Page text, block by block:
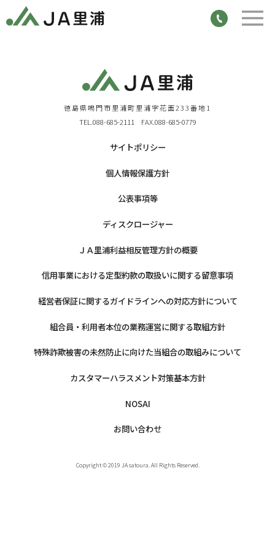
徳島県鳴門市里浦町里浦字花面233番地1
TEL.088-685-2111 FAX.088-685-0779
サイトポリシー
個人情報保護方針
公表事項等
ディスクロージャー
ＪＡ里浦利益相反管理方針の概要
信用事業における定型約款の取扱いに関する留意事項
経営者保証に関するガイドラインへの対応方針について
組合員・利用者本位の業務運営に関する取組方針
特殊詐欺被害の未然防止に向けた当組合の取組みについて
カスタマーハラスメント対策基本方針
NOSAI
お問い合わせ
Copyright © 2019 JA satoura. All Rights Reserved.